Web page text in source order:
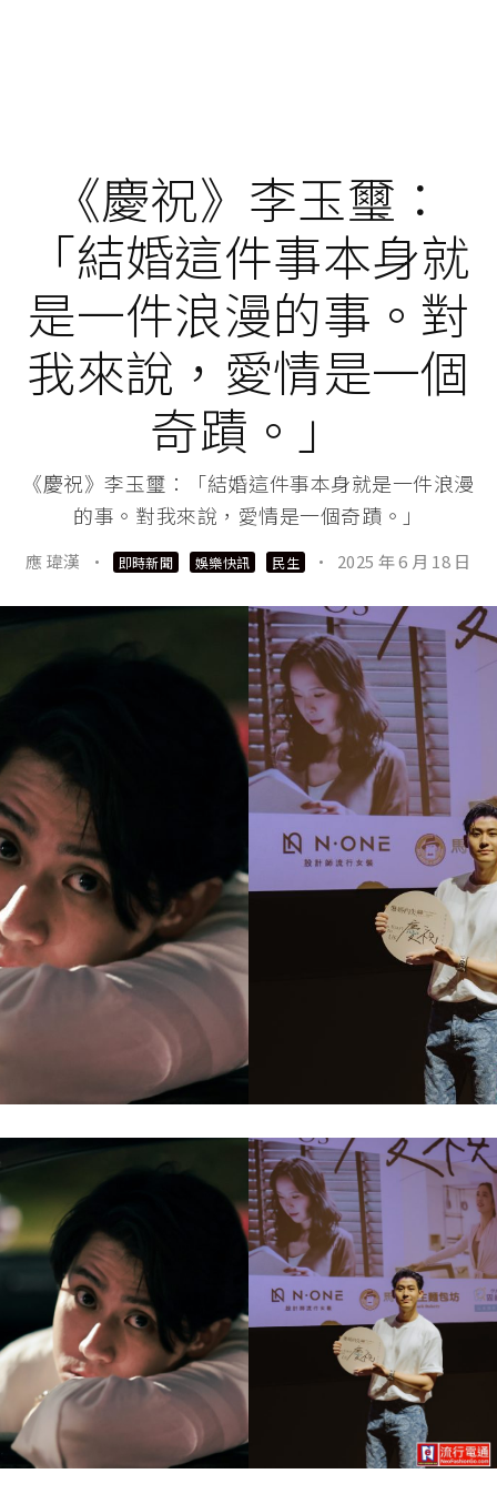
《慶祝》李玉璽：
「結婚這件事本身就
是一件浪漫的事。對
我來說，愛情是一個
奇蹟。」
《慶祝》李玉璽：「結婚這件事本身就是一件浪漫
的事。對我來說，愛情是一個奇蹟。」
應 瑋漢 · 即時新聞 娛樂快訊 民生 · 2025 年 6 月 18 日